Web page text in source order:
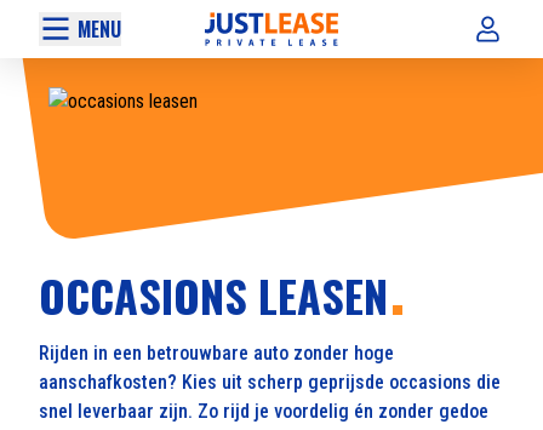
MENU
OCCASIONS LEASEN
Rijden in een betrouwbare auto zonder hoge
aanschafkosten? Kies uit scherp geprijsde occasions die
snel leverbaar zijn. Zo rijd je voordelig én zonder gedoe